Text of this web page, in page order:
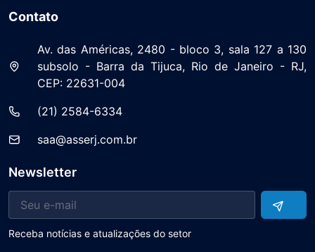
Contato
Av. das Américas, 2480 - bloco 3, sala 127 a 130
subsolo - Barra da Tijuca, Rio de Janeiro - RJ,
CEP: 22631-004
(21) 2584-6334
saa@asserj.com.br
Newsletter
Receba notícias e atualizações do setor